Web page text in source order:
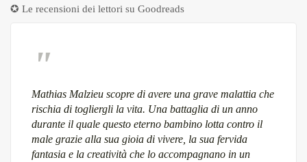
✪ Le recensioni dei lettori su Goodreads
Mathias Malzieu scopre di avere una grave malattia che
rischia di togliergli la vita. Una battaglia di un anno
durante il quale questo eterno bambino lotta contro il
male grazie alla sua gioia di vivere, la sua fervida
fantasia e la creatività che lo accompagnano in un